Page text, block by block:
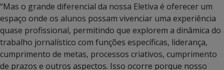
“Mas o grande diferencial da nossa Eletiva é oferecer um
espaço onde os alunos possam vivenciar uma experiência
quase profissional, permitindo que explorem a dinâmica do
trabalho jornalístico com funções específicas, liderança,
cumprimento de metas, processos criativos, cumprimento
de prazos e outros aspectos. Isso ocorre porque nosso